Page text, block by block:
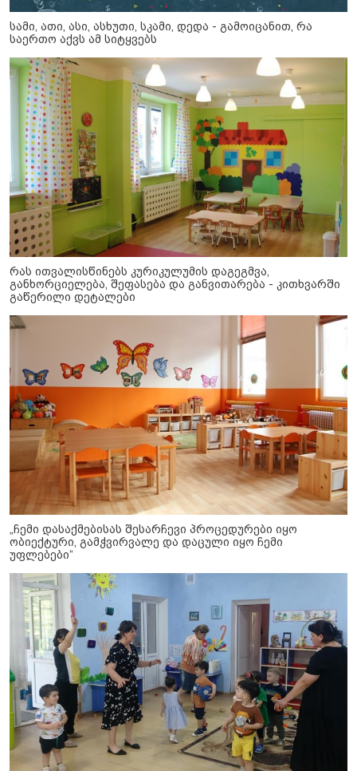
სამი, ათი, ასი, ასხუთი, სკამი, დედა - გამოიცანით, რა
საერთო აქვს ამ სიტყვებს
რას ითვალისწინებს კურიკულუმის დაგეგმვა,
განხორციელება, შეფასება და განვითარება - კითხვარში
გაწერილი დეტალები
„ჩემი დასაქმებისას შესარჩევი პროცედურები იყო
ობიექტური, გამჭვირვალე და დაცული იყო ჩემი
უფლებები“